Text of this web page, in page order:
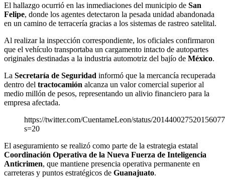
El hallazgo ocurrió en las inmediaciones del municipio de San
Felipe, donde los agentes detectaron la pesada unidad abandonada
en un camino de terracería gracias a los sistemas de rastreo satelital.
Al realizar la inspección correspondiente, los oficiales confirmaron
que el vehículo transportaba un cargamento intacto de autopartes
originales destinadas a la industria automotriz del bajío de México.
La Secretaría de Seguridad informó que la mercancía recuperada
dentro del tractocamión alcanza un valor comercial superior al
medio millón de pesos, representando un alivio financiero para la
empresa afectada.
https://twitter.com/CuentameLeon/status/
s=20
El aseguramiento se realizó como parte de la estrategia estatal
Coordinación Operativa de la Nueva Fuerza de Inteligencia
Anticrimen, que mantiene presencia operativa permanente en
carreteras y puntos estratégicos de Guanajuato.